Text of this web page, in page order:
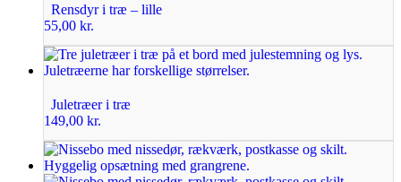
Rensdyr i træ – lille
55,00 kr.
Juletræer i træ
149,00 kr.